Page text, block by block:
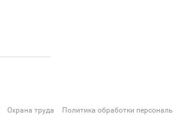
Охрана труда Политика обработки